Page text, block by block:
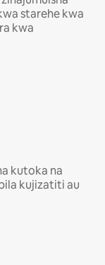
starehe kwa
kwa
kutoka na
kujizatiti au